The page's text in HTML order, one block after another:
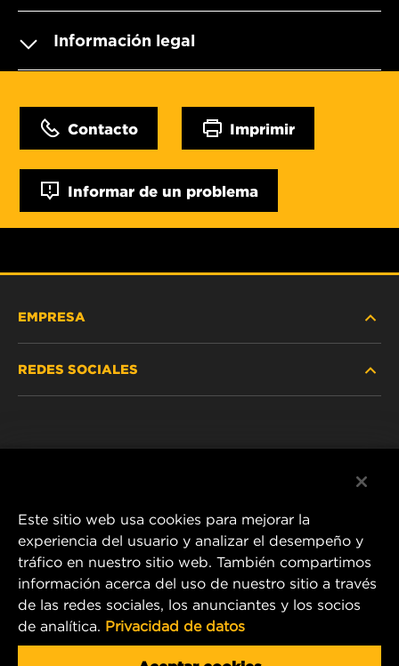
Información legal
Contacto Imprimir
Informar de un problema
EMPRESA
REDES SOCIALES
1 Wix Way
P.O. Box 1967
Gastonia, NC 28054
Product & Customer Service Email:
Este sitio web usa cookies para mejorar la
experiencia del usuario y analizar el desempeño y
tráfico en nuestro sitio web. También compartimos
información acerca del uso de nuestro sitio a través
de las redes sociales, los anunciantes y los socios
de analítica. Privacidad de datos